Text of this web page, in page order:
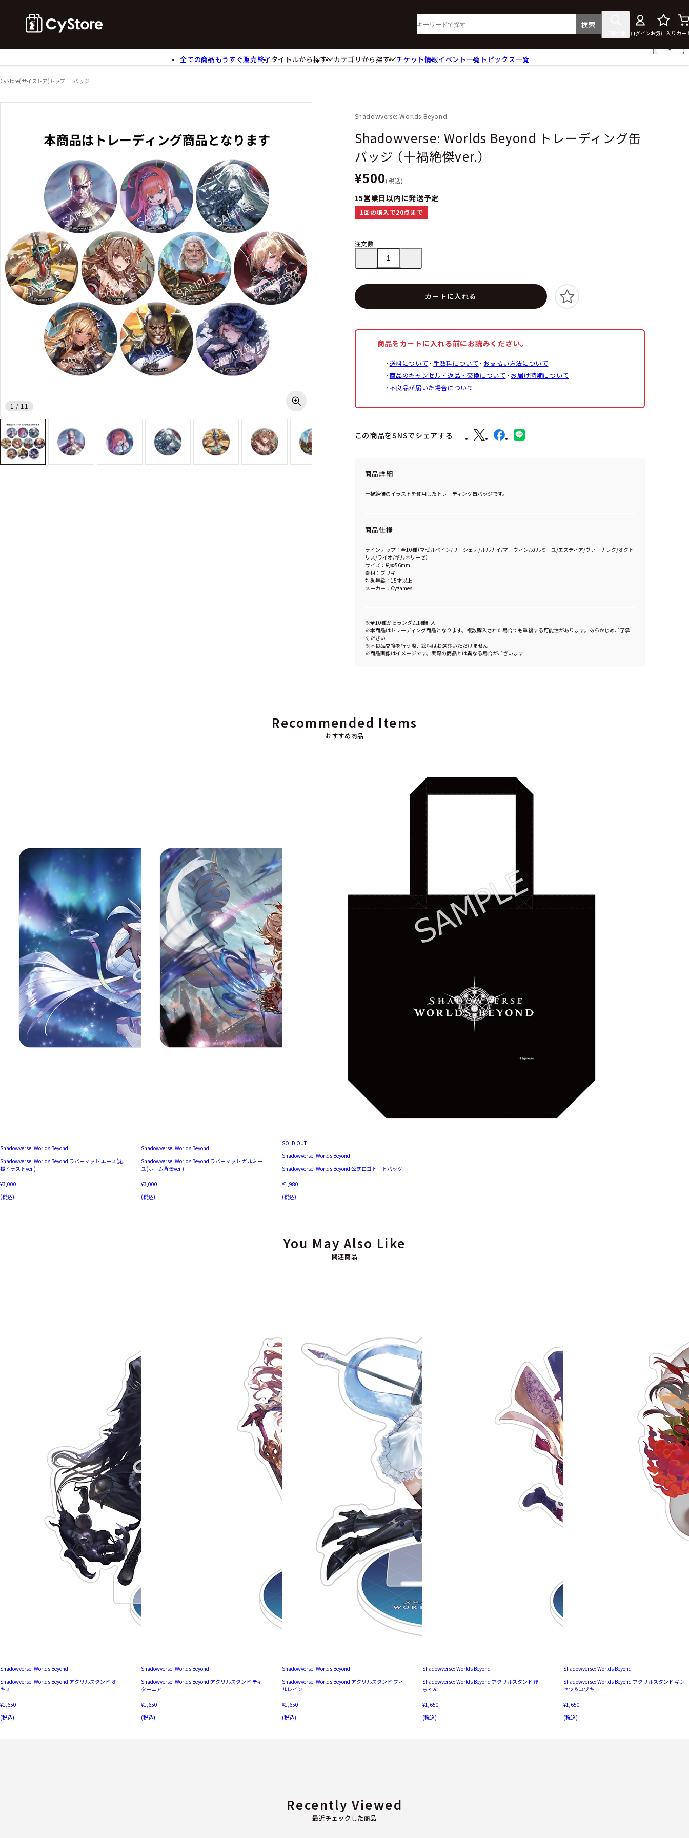
検索
ログインお気に入り カー
全ての商品もうすぐ販売終了タイトルから探す
カテゴリから探す
カードスリーブ・カード収納ケース
食玩
アパレル衣類 アパレル小物
アクセサリー
コミック・小説
チケット
チケット情報イベント一覧 トピックス一覧
CyStore(サイストア)トップ バッジ
1 / 11
Shadowverse: Worlds Beyond
Shadowverse: Worlds Beyond トレーディング缶
バッジ （十禍絶傑ver.）
¥500(税込)
15営業日以内に発送予定
1回の購入で20点まで
注文数
カートに入れる
商品をカートに入れる前にお読みください。
送料について 手数料について
お支払い方法について
商品のキャンセル・返品・交換について
お届け時期について
不良品が届いた場合について
この商品をSNSでシェアする
商品詳細
十禍絶傑のイラストを使用したトレーディング缶バッジです。
商品仕様
ラインナップ：全10種（マゼルベイン/リーシェナ/ルルナイ/マーウィン/ガルミーユ/エズディア/ヴァーナレク/オクト
リス/ライオ/ギルネリーゼ）
サイズ：約Φ56mm
素材：ブリキ
対象年齢：15才以上
メーカー：Cygames
※全10種からランダム1種封入
※本商品はトレーディング商品となります。複数購入された場合でも重複する可能性があります。あらかじめご了承
ください
※不良品交換を行う際、絵柄はお選びいただけません
※商品画像はイメージです。実際の商品とは異なる場合がございます
おすすめ商品
Recommended Items
Shadowverse: Worlds Beyond
Shadowverse: Worlds Beyond ラバーマット エース(応
援イラストver.)
¥3,000
(税込)
Shadowverse: Worlds Beyond
Shadowverse: Worlds Beyond ラバーマット ガルミー
ユ(ホーム背景ver.)
¥3,000
(税込)
SOLD OUT
Shadowverse: Worlds Beyond
Shadowverse: Worlds Beyond 公式ロゴトートバッグ
¥1,980
(税込)
関連商品
You May Also Like
Shadowverse: Worlds Beyond
Shadowverse: Worlds Beyond アクリルスタンド オー
キス
¥1,650
(税込)
Shadowverse: Worlds Beyond
Shadowverse: Worlds Beyond アクリルスタンド ティ
ターニア
¥1,650
(税込)
Shadowverse: Worlds Beyond
Shadowverse: Worlds Beyond アクリルスタンド フィ
ルレイン
¥1,650
(税込)
Shadowverse: Worlds Beyond
Shadowverse: Worlds Beyond アクリルスタンド ほー
ちゃん
¥1,650
(税込)
Shadowverse: Worlds Beyond
Shadowverse: Worlds Beyond アクリルスタンド ギン
セツ＆ユヅキ
¥1,650
(税込)
最近チェックした商品
Recently Viewed